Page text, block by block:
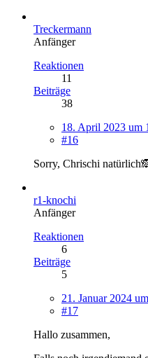
Treckermann
Anfänger
Reaktionen
11
Beiträge
38
18. April 2023 um
#16
Sorry, Chrischi
r1-knochi
Anfänger
Reaktionen
6
Beiträge
5
21. Januar 2024
#17
Hallo zusammen,